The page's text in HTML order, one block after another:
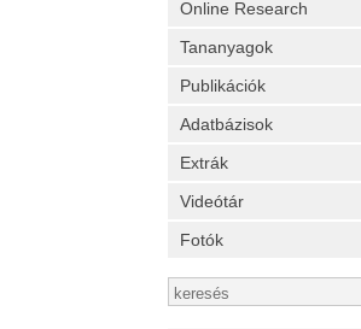
Online Research
Tananyagok
Publikációk
Adatbázisok
Extrák
Videótár
Fotók